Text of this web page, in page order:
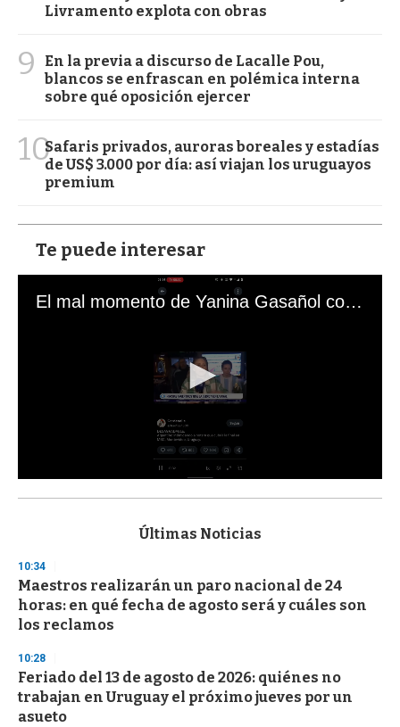
Livramento explota con obras
9
En la previa a discurso de Lacalle Pou,
blancos se enfrascan en polémica interna
sobre qué oposición ejercer
10Safaris privados, auroras boreales y estadías
de US$ 3.000 por día: así viajan los uruguayos
premium
Te puede interesar
El mal momento de Yanina Gasañol con un hincha argentino en "Subrayado"
s
d
s
o
f
3
s
e
c
o
n
Últimas Noticias
10:34
Maestros realizarán un paro nacional de 24
horas: en qué fecha de agosto será y cuáles son
los reclamos
10:28
Feriado del 13 de agosto de 2026: quiénes no
trabajan en Uruguay el próximo jueves por un
asueto